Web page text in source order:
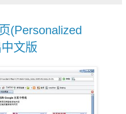
(Personalized
文版